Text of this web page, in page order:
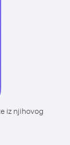
iz njihovog